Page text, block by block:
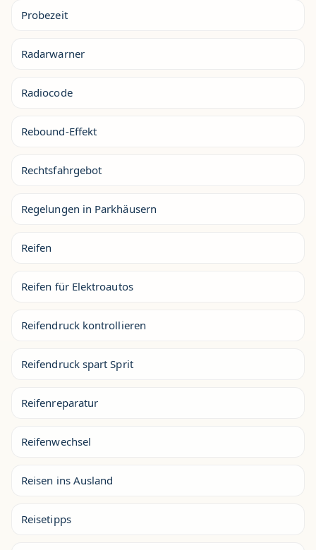
Probezeit
Radarwarner
Radiocode
Rebound-Effekt
Rechtsfahrgebot
Regelungen in Parkhäusern
Reifen
Reifen für Elektroautos
Reifendruck kontrollieren
Reifendruck spart Sprit
Reifenreparatur
Reifenwechsel
Reisen ins Ausland
Reisetipps